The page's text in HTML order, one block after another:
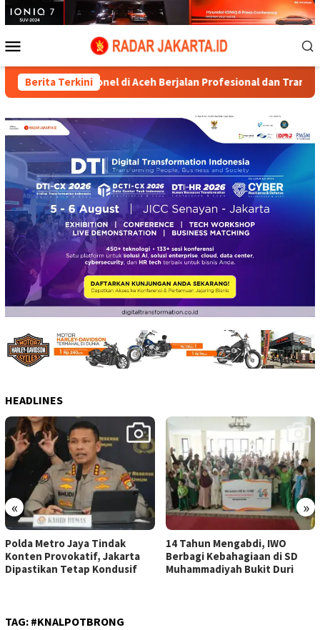
Loncat
ke
Mobile
Berita Terkini
Personel di Aceh Berjalan Profesional dan Transparan
HEADLINES
« »
Polda Metro Jaya Tindak
Konten Provokatif, Jakarta
Dipastikan Tetap Kondusif
14 Tahun Mengabdi, IWO
Berbagi Kebahagiaan di SD
Muhammadiyah Bukit Duri
TAG: #KNALPOTBRONG